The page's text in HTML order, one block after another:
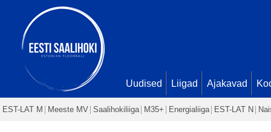
Uudised Liigad Ajakavad
EST-LAT M Meeste MV Saalihokiliiga M35+ Energialiiga EST-LAT N